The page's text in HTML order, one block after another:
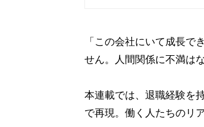
「この会社にいて成長
せん。人間関係に不満は
本連載では、退職経験を
で再現。働く人たちのリ